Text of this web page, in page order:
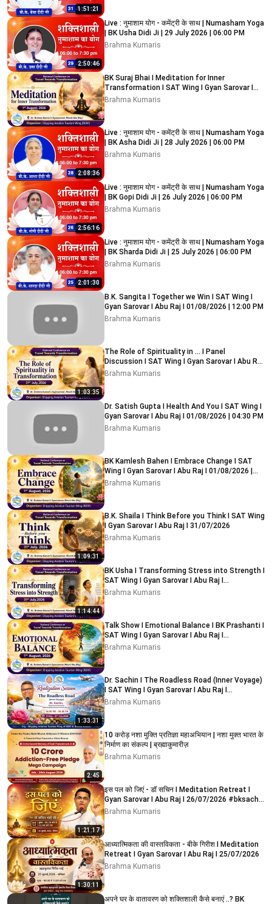
1:51:21
2:50:46
Live : नुमाशाम योग - कमेंट्री के साथ | Numasham Yoga
| BK Usha Didi Ji | 29 July 2026 | 06:00 PM
Brahma Kumaris
BK Suraj Bhai I Meditation for Inner
Transformation I SAT Wing I Gyan Sarovar I
Abu Raj I 01/08/2026
Brahma Kumaris
2:08:36
Live : नुमाशाम योग - कमेंट्री के साथ | Numasham Yoga
| BK Asha Didi Ji | 28 July 2026 | 06:00 PM
Brahma Kumaris
2:56:16
Live : नुमाशाम योग - कमेंट्री के साथ | Numasham Yoga
| BK Gopi Didi Ji | 26 July 2026 | 06:00 PM
Brahma Kumaris
2:01:30
Live : नुमाशाम योग - कमेंट्री के साथ | Numasham Yoga
| BK Sharda Didi Ji | 25 July 2026 | 06:00 PM
Brahma Kumaris
B.K. Sangita I Together we Win I SAT Wing I
Gyan Sarovar I Abu Raj I 01/08/2026 | 12:00 PM
Brahma Kumaris
1:03:35
The Role of Spirituality in ... I Panel
Discussion I SAT Wing I Gyan Sarovar I Abu Raj
I 31/07/2026
Brahma Kumaris
Dr. Satish Gupta I Health And You I SAT Wing I
Gyan Sarovar I Abu Raj I 01/08/2026 | 04:30 PM
Brahma Kumaris
BK Kamlesh Bahen I Embrace Change I SAT
Wing I Gyan Sarovar I Abu Raj I 01/08/2026 |
09:15 AM
Brahma Kumaris
1:09:31
B.K. Shaila I Think Before you Think I SAT Wing
I Gyan Sarovar I Abu Raj I 31/07/2026
Brahma Kumaris
1:14:44
BK Usha I Transforming Stress into Strength I
SAT Wing I Gyan Sarovar I Abu Raj I
31/07/2026
Brahma Kumaris
Talk Show I Emotional Balance I BK Prashanti I
SAT Wing I Gyan Sarovar I Abu Raj I
01/08/2026
Brahma Kumaris
1:33:31
Dr. Sachin I The Roadless Road (Inner Voyage)
I SAT Wing I Gyan Sarovar I Abu Raj I
31/07/2026
Brahma Kumaris
2:45
10 करोड़ नशा मुक्ति प्रतिज्ञा महाअभियान | नशा मुक्त भारत के
निर्माण का संकल्प | ब्रह्माकुमारीज़
Brahma Kumaris
1:21:17
इस पल को जिएं - डॉ सचिन I Meditation Retreat I
Gyan Sarovar I Abu Raj I 26/07/2026 #bksachin
#health
Brahma Kumaris
1:30:11
आध्यात्मिकता की वास्तविकता - बीके गिरीश I Meditation
Retreat I Gyan Sarovar I Abu Raj I 25/07/2026
Brahma Kumaris
अपने घर के वातावरण को शक्तिशाली कैसे बनाएं ..? BK